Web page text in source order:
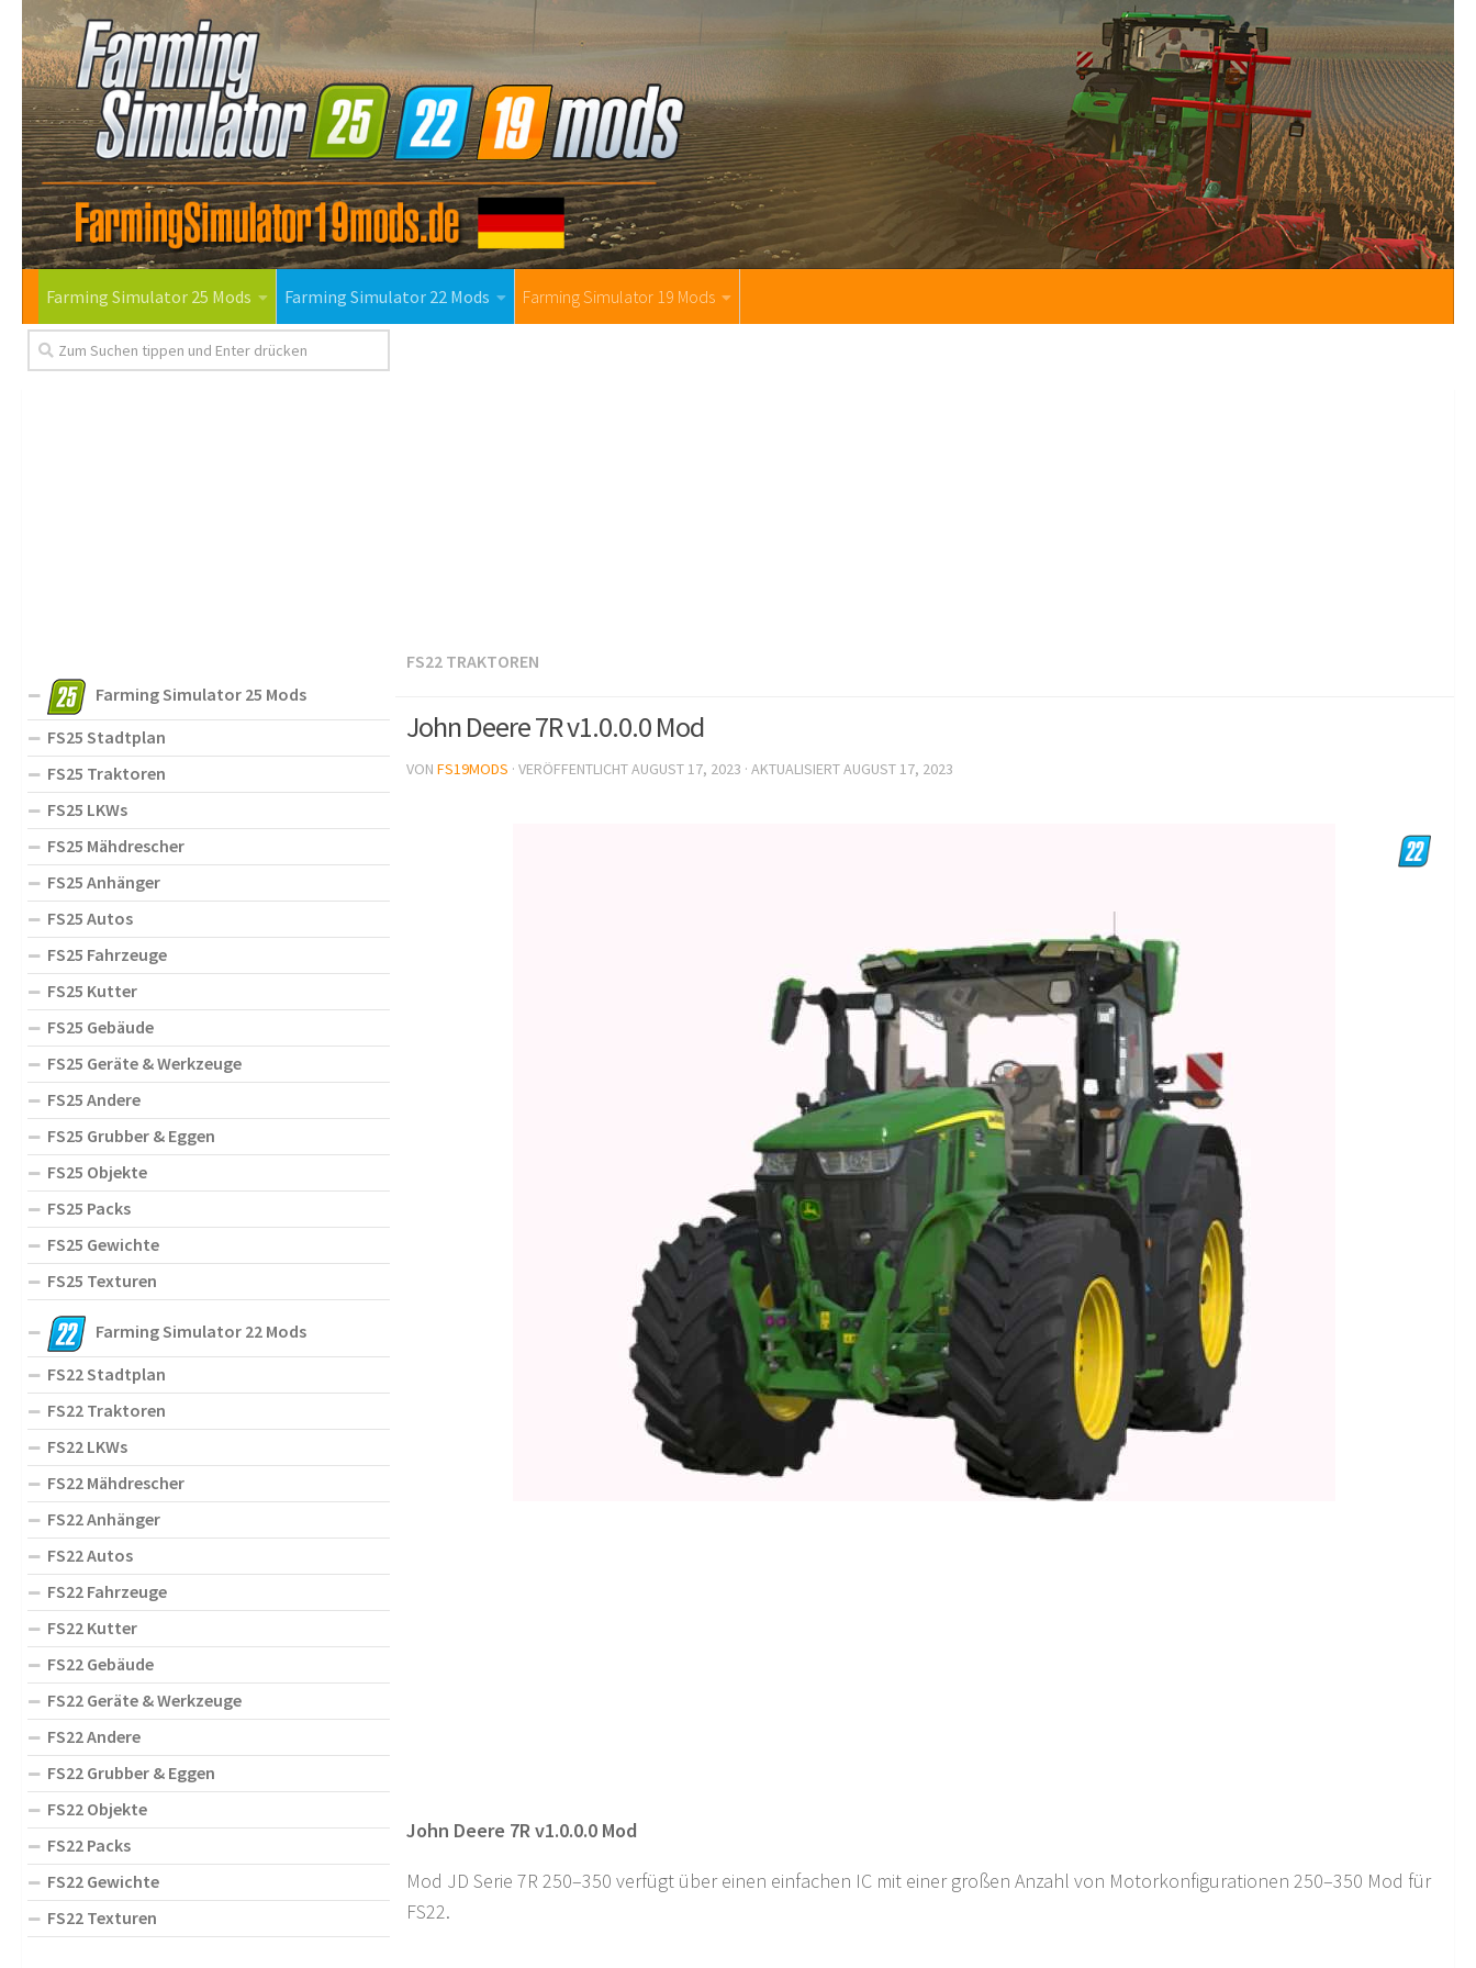
Farming Simulator 25 Mods Farming Simulator 22 Mods Farming Simulator 19 Mods
FS22 TRAKTOREN
John Deere 7R v1.0.0.0 Mod
VON FS19MODS · VERÖFFENTLICHTAUGUST 17, 2023 · AKTUALISIERTAUGUST 17, 2023
John Deere 7R v1.0.0.0 Mod
Mod JD Serie 7R 250–350 verfügt über einen einfachen IC mit einer großen Anzahl von Motorkonfigurationen 250–350 Mod für
FS22.
Farming Simulator 25 Mods
FS25 Stadtplan
FS25 Traktoren
FS25 LKWs
FS25 Mähdrescher
FS25 Anhänger
FS25 Autos
FS25 Fahrzeuge
FS25 Kutter
FS25 Gebäude
FS25 Geräte & Werkzeuge
FS25 Andere
FS25 Grubber & Eggen
FS25 Objekte
FS25 Packs
FS25 Gewichte
FS25 Texturen
Farming Simulator 22 Mods
FS22 Stadtplan
FS22 Traktoren
FS22 LKWs
FS22 Mähdrescher
FS22 Anhänger
FS22 Autos
FS22 Fahrzeuge
FS22 Kutter
FS22 Gebäude
FS22 Geräte & Werkzeuge
FS22 Andere
FS22 Grubber & Eggen
FS22 Objekte
FS22 Packs
FS22 Gewichte
FS22 Texturen